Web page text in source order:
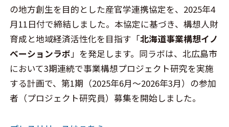
の地方創生を目的とした産官学連携協定を、2025年4
月11日付で締結しました。本協定に基づき、構想人財
育成と地域経済活性化を目指す「北海道事業構想イノ
ベーションラボ」を発足します。同ラボは、北広島市
において3期連続で事業構想プロジェクト研究を実施
する計画で、第1期（2025年6月～2026年3月）の参加
者（プロジェクト研究員）募集を開始しました。